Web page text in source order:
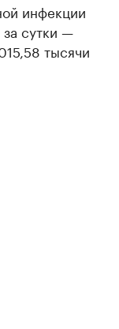
инфекции
сутки —
тысячи